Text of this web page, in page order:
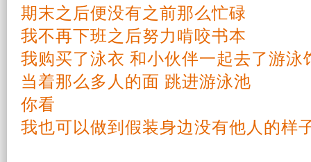
期末之后便没有之前那么忙碌
我不再下班之后努力啃咬书本
我购买了泳衣 和小伙伴一起去了游泳
当着那么多人的面 跳进游泳池
你看
我也可以做到假装身边没有他人的样